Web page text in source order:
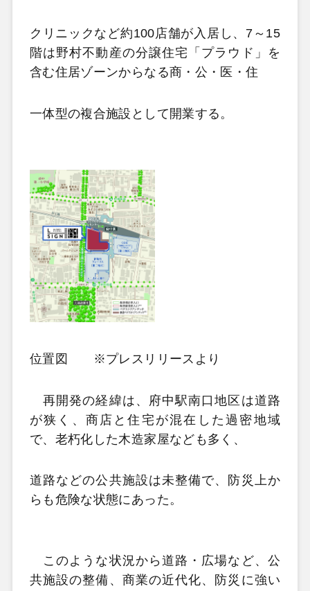
クリニックなど約100店舗が入居し、7～15
階は野村不動産の分譲住宅「プラウド」を
含む住居ゾーンからなる商・公・医・住
一体型の複合施設として開業する。
位置図 ※プレスリリースより
再開発の経緯は、府中駅南口地区は道路
が狭く、商店と住宅が混在した過密地域
で、老朽化した木造家屋なども多く、
道路などの公共施設は未整備で、防災上か
らも危険な状態にあった。
このような状況から道路・広場など、公
共施設の整備、商業の近代化、防災に強い